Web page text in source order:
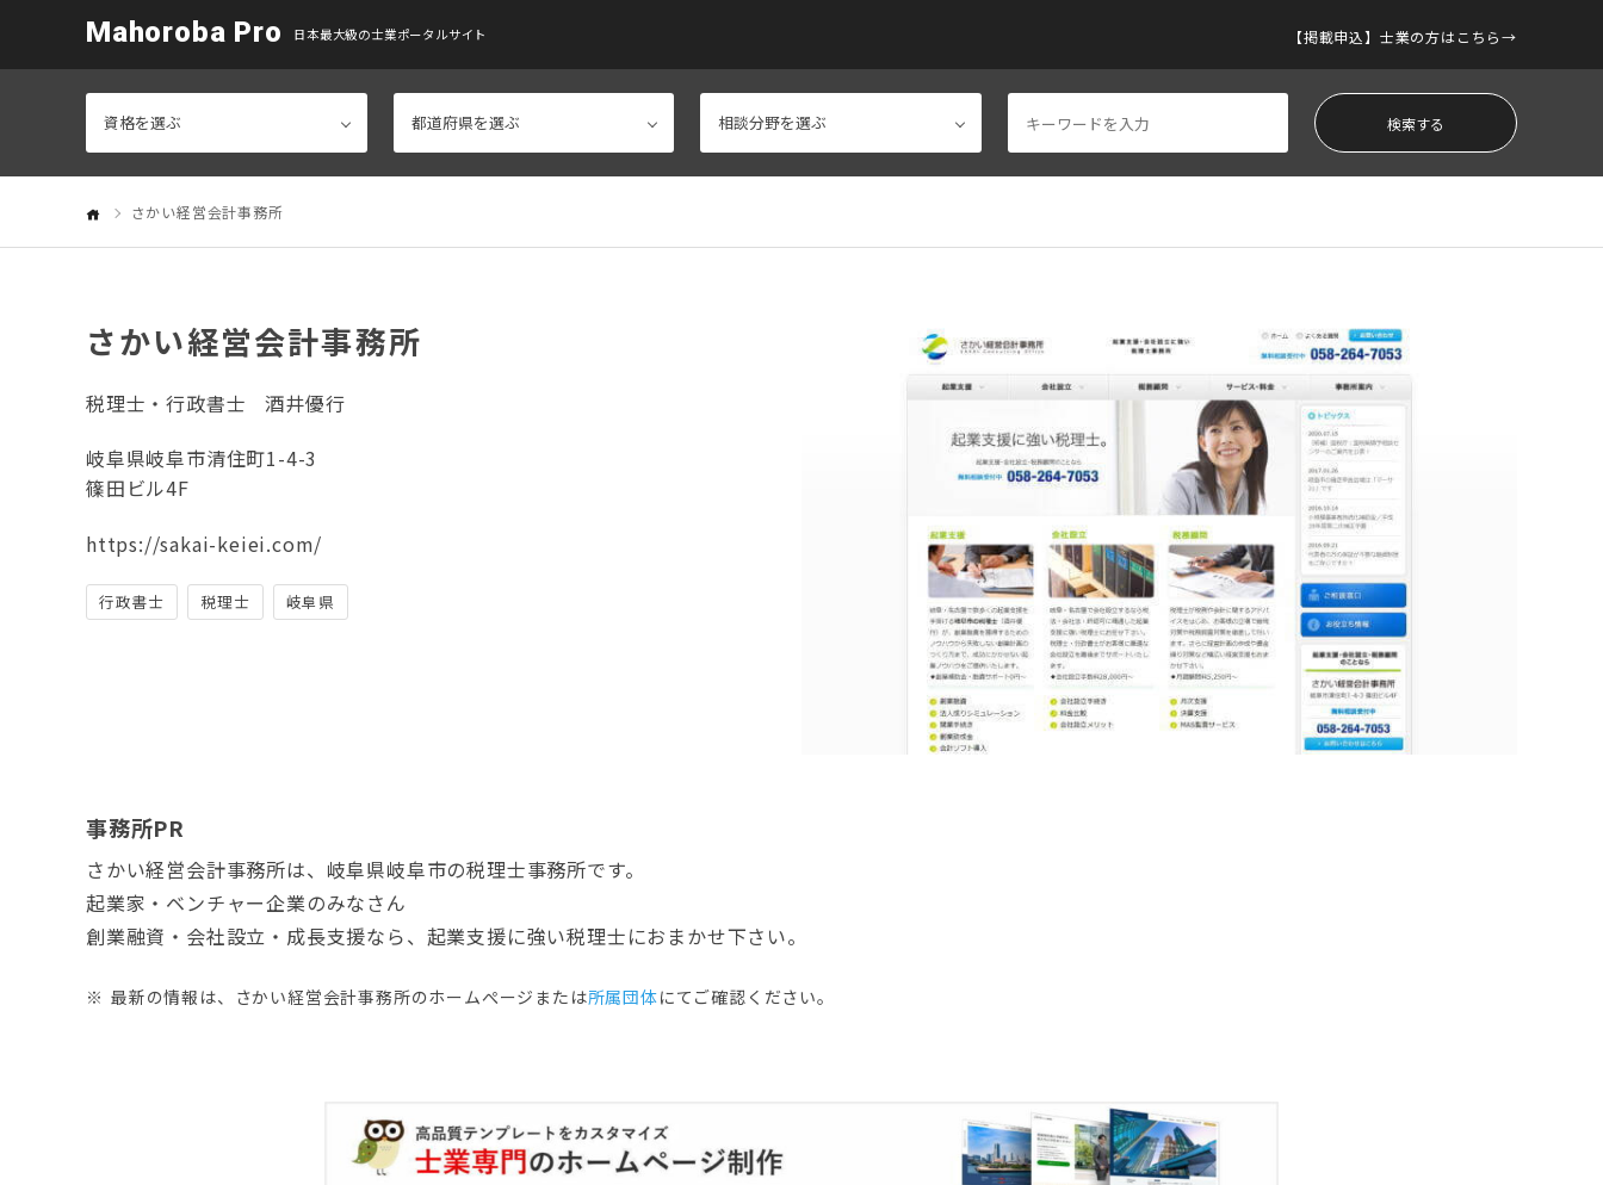
Mahoroba Pro 日本最大級の士業ポータルサイト 【掲載申込】士業の方はこちら
さかい経営会計事務所
さかい経営会計事務所
税理士・行政書士
酒井優行
岐阜県岐阜市清住町1-4-3
篠田ビル4F
https://sakai-keiei.com/
行政書士 税理士 岐阜県
事務所PR
さかい経営会計事務所は、岐阜県岐阜市の税理士事務所です。
起業家・ベンチャー企業のみなさん
創業融資・会社設立・成長支援なら、起業支援に強い税理士におまかせ下さい。
最新の情報は、さかい経営会計事務所のホームぺージまたは所属団体にてご確認ください。